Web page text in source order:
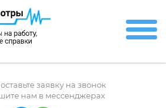
заявку на звонок
нам в мессенджерах